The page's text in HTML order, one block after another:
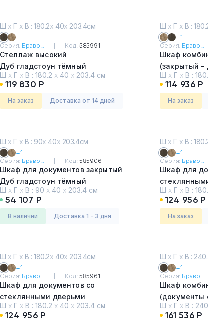
Ш х Г х В : 180.2х 40х 203.4см
Серия: Браво... Код: 585991
Стеллаж высокий
Дуб гладстоун тёмный
Ш х Г х В : 180.2 х 40 х 203.4 см
119 830 Р
На заказ Доставка от 14 дней
Ш х Г х В :
+1
Серия: Браво...
Шкаф
(закрытый -
стеклом)
Дуб
Ш х Г х В :
114 936 Р
На заказ
Ш х Г х В : 90х 40х 203.4см
+1
Серия: Браво... Код: 585906
Шкаф для документов закрытый
Дуб гладстоун тёмный
Ш х Г х В : 90 х 40 х 203.4 см
54 107 Р
в наличии Доставка 1 - 3 дня
Ш х Г х В :
+1
Серия: Браво...
Шкаф для
Дуб
Ш х Г х В :
124 956 Р
На заказ
Ш х Г х В : 180.2х 40х 203.4см
+1
Серия: Браво... Код: 585961
Шкаф для документов со
стеклянными дверьми
Дуб гладстоун тёмный
Ш х Г х В : 180.2 х 40 х 203.4 см
124 956 Р
Ш х Г х В :
+1
Серия: Браво...
Шкаф
(документы
узкий -
Дуб
Ш х Г х В :
161 536 Р